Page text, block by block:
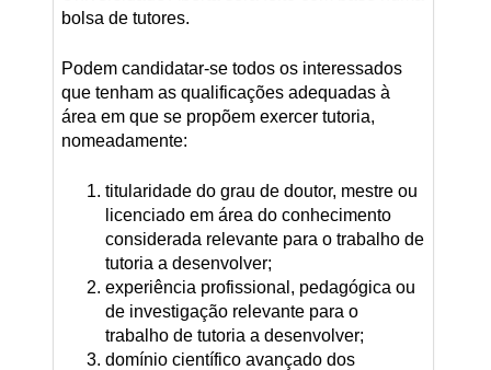
bolsa de tutores.
Podem candidatar-se todos os interessados
que tenham as qualificações adequadas à
área em que se propõem exercer tutoria,
nomeadamente:
titularidade do grau de doutor, mestre ou
licenciado em área do conhecimento
considerada relevante para o trabalho de
tutoria a desenvolver;
experiência profissional, pedagógica ou
de investigação relevante para o
trabalho de tutoria a desenvolver;
domínio científico avançado dos